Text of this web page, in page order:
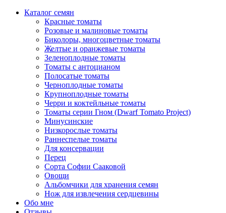
Каталог семян
Красные томаты
Розовые и малиновые томаты
Биколоры, многоцветные томаты
Желтые и оранжевые томаты
Зеленоплодные томаты
Томаты с антоцианом
Полосатые томаты
Черноплодные томаты
Крупноплодные томаты
Черри и коктейльные томаты
Томаты серии Гном (Dwarf Tomato Project)
Минусинские
Низкорослые томаты
Раннеспелые томаты
Для консервации
Перец
Сорта Софии Сааковой
Овощи
Альбомчики для хранения семян
Нож для извлечения сердцевины
Обо мне